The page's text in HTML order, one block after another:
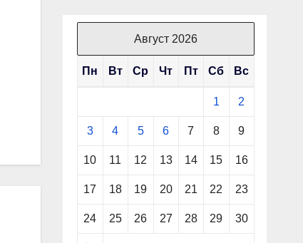
Август 2026
Пн Вт Ср Чт Пт Сб Вс
1 2
3 4 5 6 7 8 9
10 11 12 13 14 15 16
17 18 19 20 21 22 23
24 25 26 27 28 29 30